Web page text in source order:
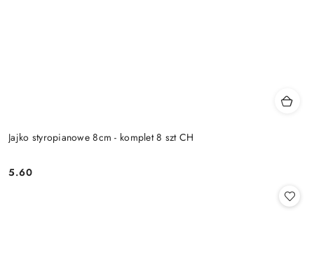
Jajko styropianowe 8cm - komplet 8 szt CH
Cena:
5.60